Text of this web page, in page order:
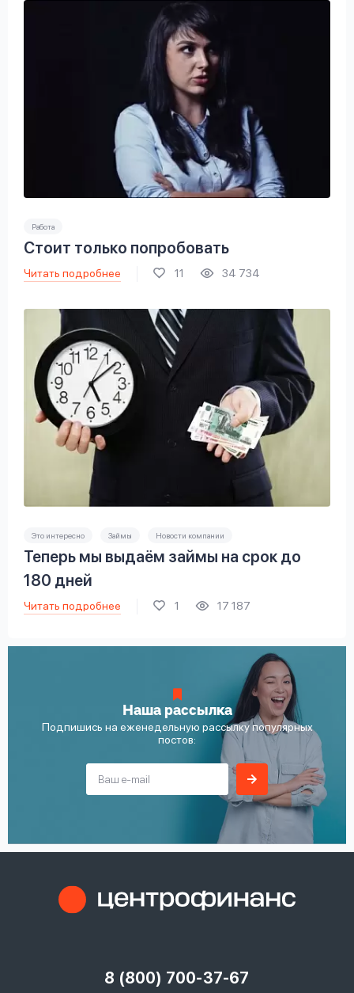
Работа
Стоит только попробовать
Читать подробнее 11 34 734
Это интересно Займы Новости компании
Теперь мы выдаём займы на срок до
180 дней
Читать подробнее 1 17 187
Наша рассылка
Подпишись на еженедельную рассылку популярных
постов:
8 (800) 700-37-67